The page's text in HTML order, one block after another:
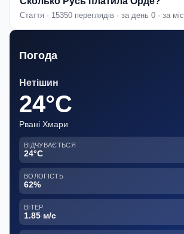
Стаття · 15350 переглядів · за день 0 · за
Погода
Нетішин
24°C
Рвані Хмари
ВІДЧУВАЄТЬСЯ
24°C
ВОЛОГІСТЬ
62%
ВІТЕР
1.85 м/с